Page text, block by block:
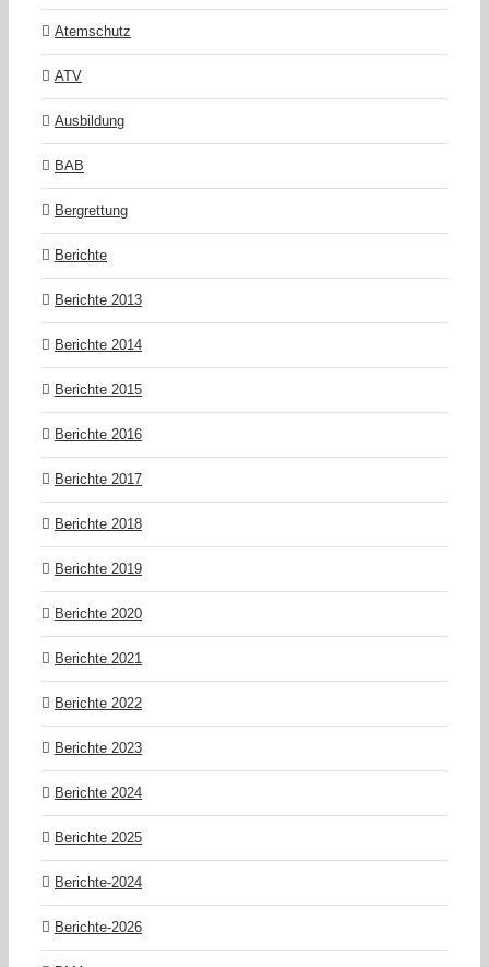
Atemschutz
ATV
Ausbildung
BAB
Bergrettung
Berichte
Berichte 2013
Berichte 2014
Berichte 2015
Berichte 2016
Berichte 2017
Berichte 2018
Berichte 2019
Berichte 2020
Berichte 2021
Berichte 2022
Berichte 2023
Berichte 2024
Berichte 2025
Berichte-2024
Berichte-2026